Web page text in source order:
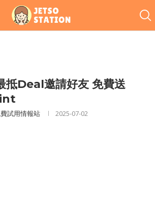
Deal邀請好友 免費送
試用情報站 2025-07-02